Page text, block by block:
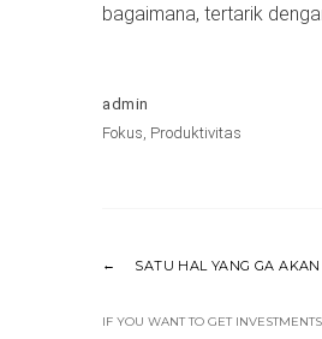
bagaimana, tertarik
admin
Fokus Produktivitas
SATU HAL YANG GA
IF YOU WANT TO GET INVESTMENTS